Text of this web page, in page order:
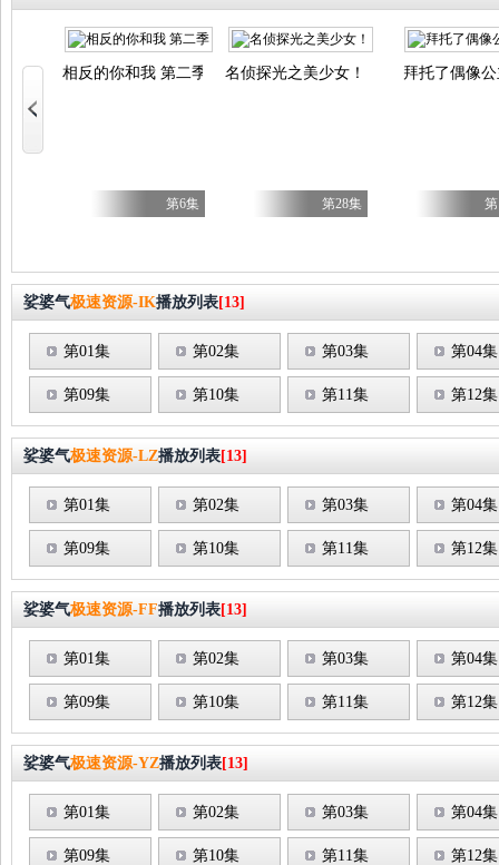
速通游戏的玩家在废设定异世界无双～ 第二季
相反的你和我 第二季
第6集
名侦探光之美少女！
第28集
拜托了偶像
娑婆气极速资源-IK播放列表[13]
第01集 第02集 第03集 第04集
第09集 第10集 第11集 第12集
娑婆气极速资源-LZ播放列表[13]
第01集 第02集 第03集 第04集
第09集 第10集 第11集 第12集
娑婆气极速资源-FF播放列表[13]
第01集 第02集 第03集 第04集
第09集 第10集 第11集 第12集
娑婆气极速资源-YZ播放列表[13]
第01集 第02集 第03集 第04集
第09集 第10集 第11集 第12集